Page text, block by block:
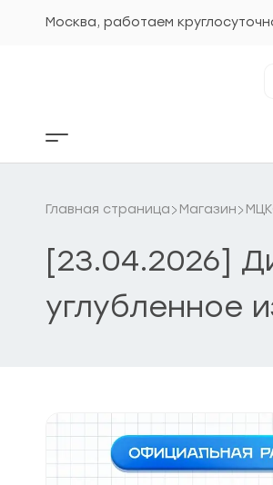
Москва, работаем
Кнопка
бокового
Главная страница Магазин
[23.04.2026]
углубленное